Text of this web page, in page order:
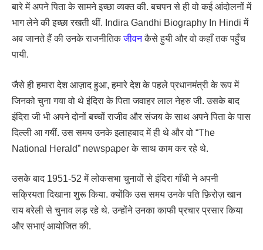
बारे में अपने पिता के सामने इच्छा व्यक्त की. बचपन से ही वो कई आंदोलनों में
भाग लेने की इच्छा रखती थीं. Indira Gandhi Biography In Hindi में
अब जानते हैं की उनके राजनीतिकजीवनकैसे हुयी और वो कहाँ तक पहुँच
पायी.
जैसे ही हमारा देश आज़ाद हुआ, हमारे देश के पहले प्रधानमंत्री के रूप में
जिनको चुना गया वो थे इंदिरा के पिता जवाहर लाल नेहरु जी. उसके बाद
इंदिरा जी भी अपने दोनों बच्चों राजीव और संजय के साथ अपने पिता के पास
दिल्ली आ गयीं. उस समय उनके इलाहबाद में ही थे और वो “The
National Herald” newspaper के साथ काम कर रहे थे.
उसके बाद 1951-52 में लोकसभा चुनावों से इंदिरा गाँधी ने अपनी
सक्रियता दिखाना शुरू किया. क्योंकि उस समय उनके पति फ़िरोज़ खान
राय बरेली से चुनाव लड़ रहे थे. उन्होंने उनका काफी प्रचार प्रसार किया
और सभाएं आयोजित की.